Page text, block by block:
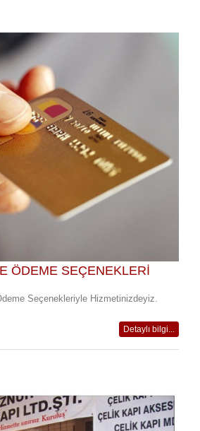
ÖDEME SEÇENEKLERİ
Seçenekleriyle Hizmetinizdeyiz.
Detaylı bilgi...